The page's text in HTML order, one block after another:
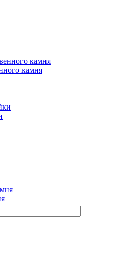
камня